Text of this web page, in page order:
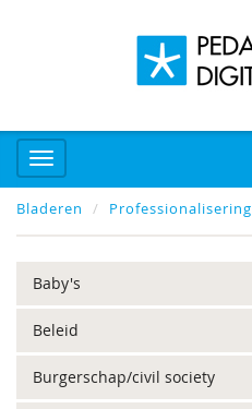
Bladeren Professionalisering
Baby's
Beleid
Burgerschap/civil society